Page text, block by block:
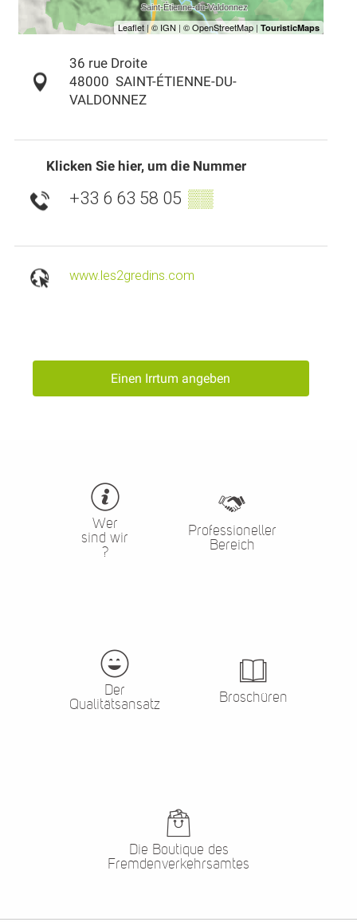
36 rue Droite
48000 SAINT-ÉTIENNE-DU-
VALDONNEZ
Klicken Sie hier, um die Nummer
+33 6 63 58 05 ▒▒
www.les2gredins.com
Einen Irrtum angeben
Wer
sind wir
?
Professioneller
Bereich
Der
Qualitätsansatz
Broschüren
Die Boutique des
Fremdenverkehrsamtes